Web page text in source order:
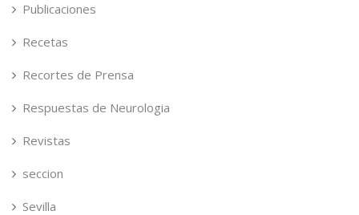
Publicaciones
Recetas
Recortes de Prensa
Respuestas de Neurologia
Revistas
seccion
Sevilla